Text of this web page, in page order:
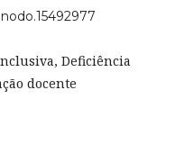
Deficiência
docente